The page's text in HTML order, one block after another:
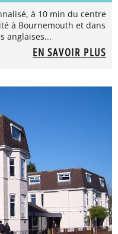
à 10 min du centre
à Bournemouth et dans
anglaises...
EN SAVOIR PLUS